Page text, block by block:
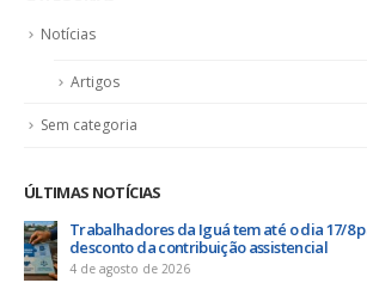
Duas chapas inscritas para a eleição do
acontece de 21 a 24 de julho